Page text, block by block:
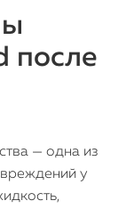
после
— одна из
у